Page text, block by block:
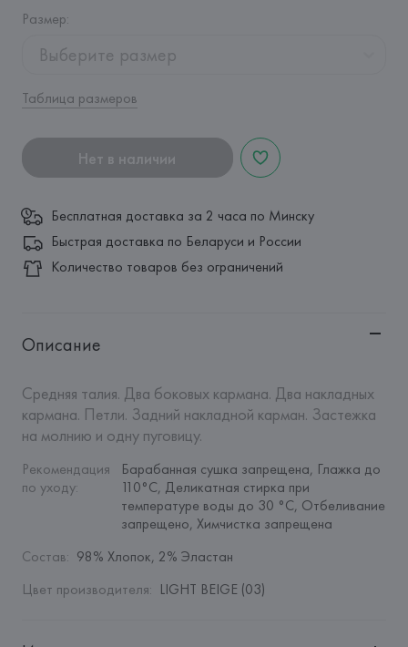
Размер:
Выберите размер
Таблица размеров
Нет в наличии
Бесплатная доставка за 2 часа по Минску
Быстрая доставка по Беларуси и России
Количество товаров без ограничений
Описание
Средняя талия. Два боковых кармана. Два накладных
кармана. Петли. Задний накладной карман. Застежка
на молнию и одну пуговицу.
Рекомендация
по уходу:
Барабанная сушка запрещена, Глажка до
110°C, Деликатная стирка при
температуре воды до 30 °C, Отбеливание
запрещено, Химчистка запрещена
Состав: 98% Хлопок, 2% Эластан
Цвет производителя: LIGHT BEIGE (03)